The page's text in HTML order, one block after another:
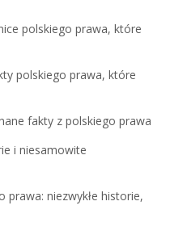
polskiego prawa, które
polskiego prawa, które
fakty z polskiego prawa
i niesamowite
prawa: niezwykłe historie,